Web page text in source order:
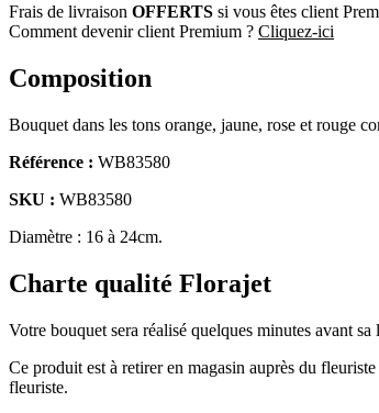
Frais de livraison OFFERTS si vous êtes client
Comment devenir client Premium ? Cliquez-ici
Composition
Bouquet dans les tons orange, jaune, rose et rouge
Référence : WB83580
SKU : WB83580
Diamètre : 16 à 24cm.
Charte qualité Florajet
Votre bouquet sera réalisé quelques minutes avant sa
Ce produit est à retirer en magasin auprès du
fleuriste.